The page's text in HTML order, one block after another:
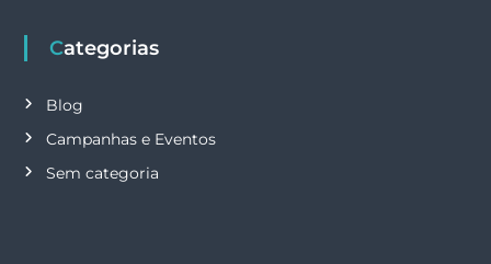
Categorias
Blog
Campanhas e Eventos
Sem categoria